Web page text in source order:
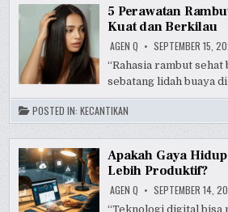
5 Perawatan
Kuat dan Berkilau
AGEN Q SEPTEMBER 15,
“Rahasia rambut
sebatang lidah buaya
POSTED IN:KECANTIKAN
Apakah Gaya
Lebih Produktif?
AGEN Q SEPTEMBER 14,
“Teknologi digital bisa